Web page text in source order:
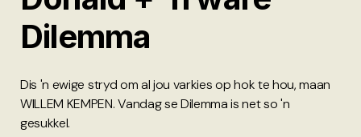
Dilemma
Dis 'n ewige stryd om al jou varkies op hok te hou, maan
WILLEM KEMPEN. Vandag se Dilemma is net so 'n
gesukkel.
Kop + Knoper